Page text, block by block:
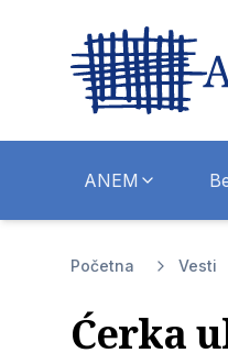
ANEM
Početna Vesti
Ćerka